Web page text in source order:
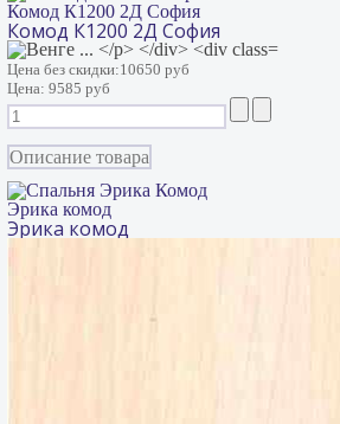
Комод К1200 2Д София
Комод К1200 2Д София
Цена без скидки:10650 руб
Цена: 9585 руб
Описание товара
Эрика комод
Эрика комод